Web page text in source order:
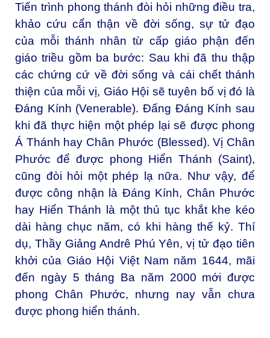
Tiến trình phong thánh đòi hỏi những điều tra,
khảo cứu cẩn thận về đời sống, sự tử đạo
của mỗi thánh nhân từ cấp giáo phận đến
giáo triều gồm ba bước: Sau khi đã thu thập
các chứng cứ về đời sống và cái chết thánh
thiện của mỗi vị, Giáo Hội sẽ tuyên bố vị đó là
Đáng Kính (Venerable). Đấng Đáng Kính sau
khi đã thực hiện một phép lại sẽ được phong
Á Thánh hay Chân Phước (Blessed). Vị Chân
Phước để được phong Hiển Thánh (Saint),
cũng đòi hỏi một phép lạ nữa. Như vậy, để
được công nhận là Đáng Kính, Chân Phước
hay Hiển Thánh là một thủ tục khắt khe kéo
dài hàng chục năm, có khi hàng thế kỷ. Thí
dụ, Thầy Giảng Andrê Phú Yên, vị tử đạo tiên
khởi của Giáo Hội Việt Nam năm 1644, mãi
đến ngày 5 tháng Ba năm 2000 mới được
phong Chân Phước, nhưng nay vẫn chưa
được phong hiển thánh.